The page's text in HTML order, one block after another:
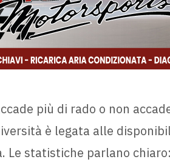
più di rado o non
è legata alle
Le statistiche parlano